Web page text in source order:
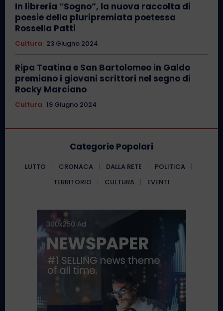
In libreria “Sogno”, la nuova raccolta di
poesie della pluripremiata poetessa
Rossella Patti
Cultura 23 Giugno 2024
Ripa Teatina e San Bartolomeo in Galdo
premiano i giovani scrittori nel segno di
Rocky Marciano
Cultura 19 Giugno 2024
Categorie Popolari
LUTTO CRONACA DALLA RETE
POLITICA
TERRITORIO
CULTURA EVENTI